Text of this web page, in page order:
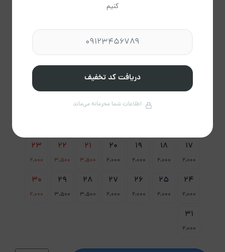
س
03
04
05
06
07
08
09
12
13
14
17
2،000
18
2،000
19
2،000
20
2،000
21
3،500
22
3،500
23
2،000
24
2،000
25
2،000
26
2،000
27
2،000
28
3،500
29
3،500
30
2،000
31
2،000
کنیم
دریافت کد تخفیف
اطلاعات شما محرمانه می‌ماند